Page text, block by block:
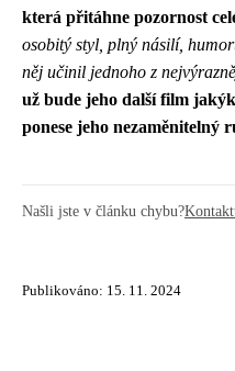
která přitáhne pozornost
osobitý styl, plný násilí,
něj učinil jednoho z
už bude jeho další film
ponese jeho nezaměnitelný
Našli jste v článku chybu?
Publikováno: 15. 11. 2024